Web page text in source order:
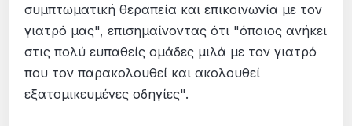
συμπτωματική θεραπεία και επικοινωνία με τον
γιατρό μας", επισημαίνοντας ότι "όποιος ανήκει
στις πολύ ευπαθείς ομάδες μιλά με τον γιατρό
που τον παρακολουθεί και ακολουθεί
εξατομικευμένες οδηγίες".